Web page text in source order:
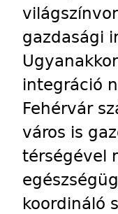
gazdasági
integráció
Fehérvár
város is
térségével
koordináló